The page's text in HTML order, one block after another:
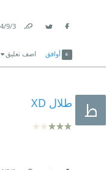
3‏/9‏/2024
أوافق اضف تعليق
طلال XD